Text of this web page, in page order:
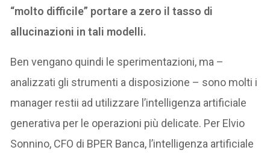
“molto difficile” portare a zero il tasso di
allucinazioni in tali modelli.
Ben vengano quindi le sperimentazioni, ma –
analizzati gli strumenti a disposizione – sono molti i
manager restii ad utilizzare l’intelligenza artificiale
generativa per le operazioni più delicate. Per Elvio
Sonnino, CFO di BPER Banca, l’intelligenza artificiale